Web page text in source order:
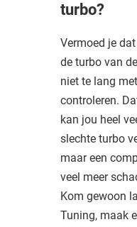
turbo?
Vermoed je
de turbo van
niet te lang
controleren.
kan jou heel
slechte turbo
maar een
veel meer
Kom gewoon
Tuning, maak